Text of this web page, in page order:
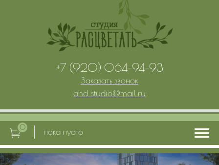
+7 (920) 064-94-93
Заказать звонок
and_studio@mail.ru
0 пока пусто